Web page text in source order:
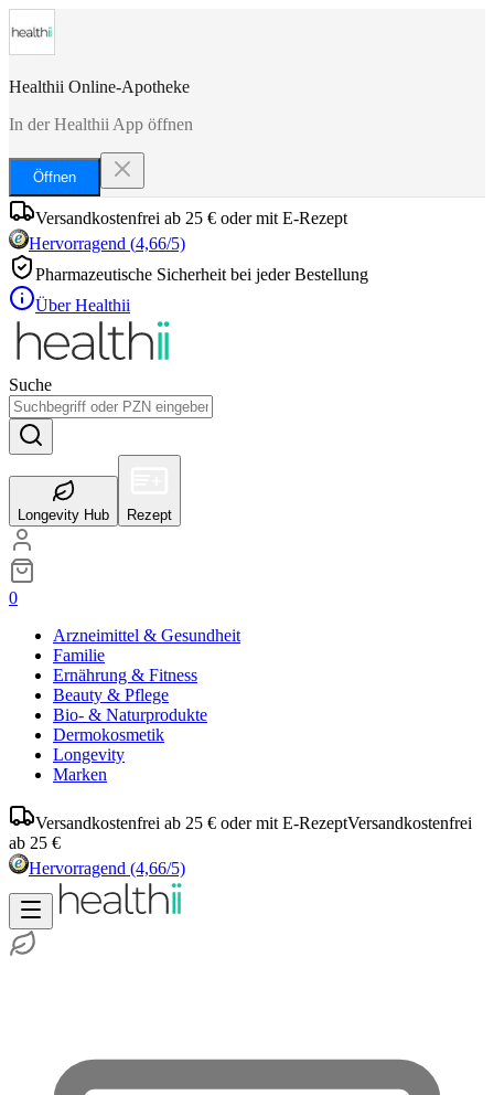
Healthii Online-Apotheke
In der Healthii App öffnen
Öffnen
Versandkostenfrei ab 25 € oder mit E-Rezept
Hervorragend (4,66/5)
Pharmazeutische Sicherheit bei jeder Bestellung
Über Healthii
Suche
Longevity Hub Rezept
0
Arzneimittel & Gesundheit
Familie
Ernährung & Fitness
Beauty & Pflege
Bio- & Naturprodukte
Dermokosmetik
Longevity
Marken
Versandkostenfrei ab 25 € oder mit E-RezeptVersandkostenfrei
ab 25 €
Hervorragend (4,66/5)